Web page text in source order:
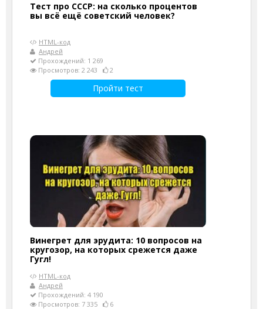
Тест про СССР: на сколько процентов
вы всё ещё советский человек?
HTML-код
Андрей
Прохождений: 1 269
Просмотров: 2 243
2
Пройти тест
Винегрет для эрудита: 10 вопросов на
кругозор, на которых срежется даже
Гугл!
HTML-код
Андрей
Прохождений: 4 190
Просмотров: 7 335
6